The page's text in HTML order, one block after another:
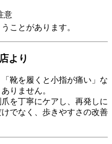
意
ことがあります。
より
靴を履くと小指が痛い」な
りません。
を丁寧にケアし、再発しに
でなく、歩きやすさの改善